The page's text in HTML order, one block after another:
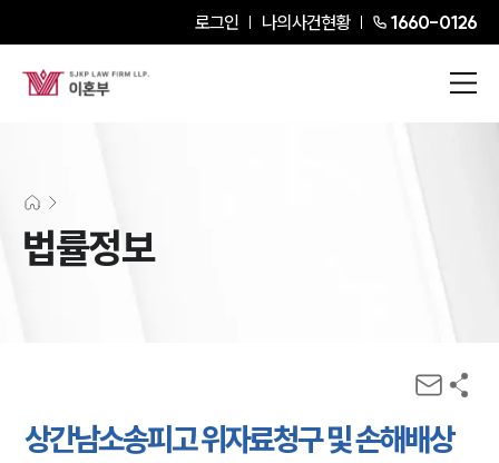
로그인 나의사건현황 1660-0126
법률정보
상간남소송피고 위자료청구 및 손해배상